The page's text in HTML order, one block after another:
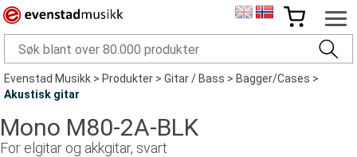
Evenstad Musikk>Produkter>Gitar / Bass>Bagger/Cases>
Akustisk gitar
Mono M80-2A-BLK
For elgitar og akkgitar, svart